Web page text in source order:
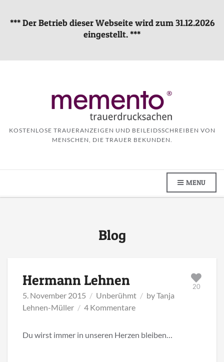
*** Der Betrieb dieser Webseite wird zum 31.12.2026
eingestellt. ***
KOSTENLOSE TRAUERANZEIGEN UND BEILEIDSSCHREIBEN VON
MENSCHEN, DIE TRAUER BEKUNDEN.
MENU
Blog
Hermann Lehnen 20
5. November 2015 Unberühmt byTanja
Lehnen-Müller
4 Kommentarezu
Lehnen
Du wirst immer in unseren Herzen bleiben…